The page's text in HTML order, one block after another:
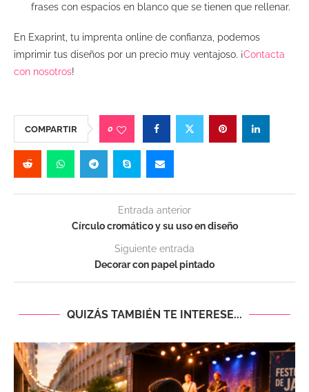
frases con espacios en blanco que se tienen que rellenar.
En Exaprint, tu imprenta online de confianza, podemos
imprimir tus diseños por un precio muy ventajoso. ¡Contacta
con nosotros!
COMPARTIR 0
Entrada anterior
Círculo cromático y su uso en diseño
Siguiente entrada
Decorar con papel pintado
QUIZÁS TAMBIÉN TE INTERESE...